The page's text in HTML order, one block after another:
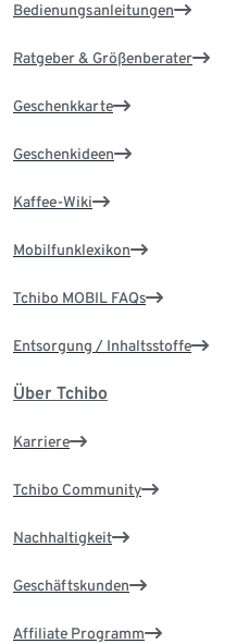
Bedienungsanleitungen
Ratgeber & Größenberater
Geschenkkarte
Geschenkideen
Kaffee-Wiki
Mobilfunklexikon
Tchibo MOBIL FAQs
Entsorgung / Inhaltsstoffe
Über Tchibo
Karriere
Tchibo Community
Nachhaltigkeit
Geschäftskunden
Affiliate Programm